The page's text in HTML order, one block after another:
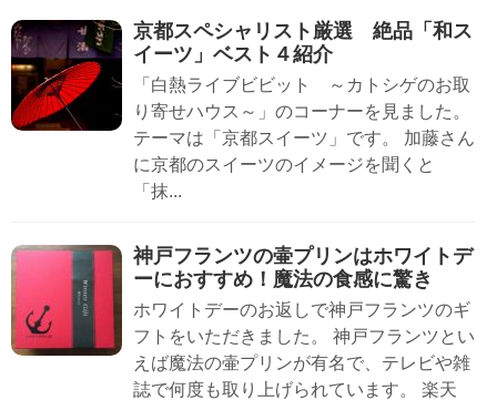
京都スペシャリスト厳選 絶品「和ス
イーツ」ベスト４紹介
「白熱ライブビビット ～カトシゲのお取
り寄せハウス～」のコーナーを見ました。
テーマは「京都スイーツ」です。 加藤さん
に京都のスイーツのイメージを聞くと
「抹...
神戸フランツの壷プリンはホワイトデ
ーにおすすめ！魔法の食感に驚き
ホワイトデーのお返しで神戸フランツのギ
フトをいただきました。 神戸フランツとい
えば魔法の壷プリンが有名で、テレビや雑
誌で何度も取り上げられています。 楽天